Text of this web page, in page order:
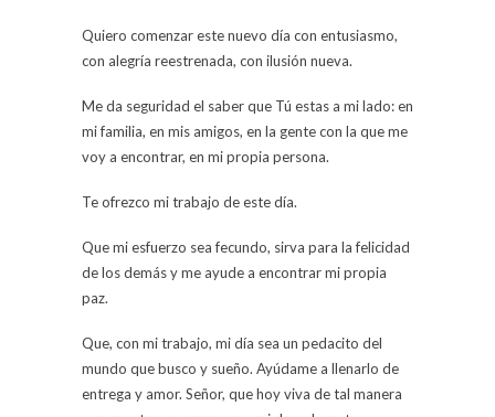
Quiero comenzar este nuevo día con entusiasmo,
con alegría reestrenada, con ilusión nueva.
Me da seguridad el saber que Tú estas a mi lado: en
mi familia, en mis amigos, en la gente con la que me
voy a encontrar, en mi propia persona.
Te ofrezco mi trabajo de este día.
Que mi esfuerzo sea fecundo, sirva para la felicidad
de los demás y me ayude a encontrar mi propia
paz.
Que, con mi trabajo, mi día sea un pedacito del
mundo que busco y sueño. Ayúdame a llenarlo de
entrega y amor. Señor, que hoy viva de tal manera